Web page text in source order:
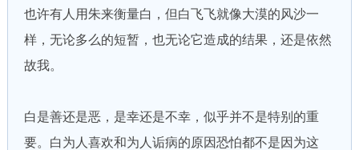
也许有人用朱来衡量白，但白飞飞就像大漠的风沙一
样，无论多么的短暂，也无论它造成的结果，还是依然
故我。
白是善还是恶，是幸还是不幸，似乎并不是特别的重
要。白为人喜欢和为人诟病的原因恐怕都不是因为这